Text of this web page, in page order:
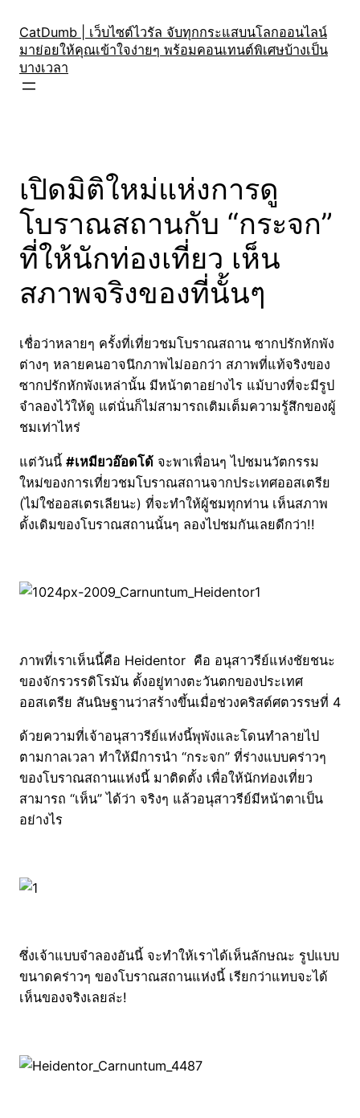
content
CatDumb | เว็บไซต์ไวรัล จับทุกกระแสบนโลกออนไลน์
มาย่อยให้คุณเข้าใจง่ายๆ พร้อมคอนเทนต์พิเศษบ้างเป็น
บางเวลา
เปิดมิติใหม่แห่งการดู
โบราณสถานกับ “กระจก”
ที่ให้นักท่องเที่ยว เห็น
สภาพจริงของที่นั้นๆ
เชื่อว่าหลายๆ ครั้งที่เที่ยวชมโบราณสถาน ซากปรักหักพัง
ต่างๆ หลายคนอาจนึกภาพไม่ออกว่า สภาพที่แท้จริงของ
ซากปรักหักพังเหล่านั้น มีหน้าตาอย่างไร แม้บางที่จะมีรูป
จำลองไว้ให้ดู แต่นั่นก็ไม่สามารถเติมเต็มความรู้สึกของผู้
ชมเท่าไหร่
แต่วันนี้ #เหมียวอ๊อดโด้ จะพาเพื่อนๆ ไปชมนวัตกรรม
ใหม่ของการเที่ยวชมโบราณสถานจากประเทศออสเตรีย
(ไม่ใช่ออสเตรเลียนะ) ที่จะทำให้ผู้ชมทุกท่าน เห็นสภาพ
ดั้งเดิมของโบราณสถานนั้นๆ ลองไปชมกันเลยดีกว่า!!
ภาพที่เราเห็นนี้คือ Heidentor คือ อนุสาวรีย์แห่งชัยชนะ
ของจักรวรรดิโรมัน ตั้งอยู่ทางตะวันตกของประเทศ
ออสเตรีย สันนิษฐานว่าสร้างขึ้นเมื่อช่วงคริสต์ศตวรรษที่ 4
ด้วยความที่เจ้าอนุสาวรีย์แห่งนี้พุพังและโดนทำลายไป
ตามกาลเวลา ทำให้มีการนำ “กระจก” ที่ร่างแบบคร่าวๆ
ของโบราณสถานแห่งนี้ มาติดตั้ง เพื่อให้นักท่องเที่ยว
สามารถ “เห็น” ได้ว่า จริงๆ แล้วอนุสาวรีย์มีหน้าตาเป็น
อย่างไร
ซึ่งเจ้าแบบจำลองอันนี้ จะทำให้เราได้เห็นลักษณะ รูปแบบ
ขนาดคร่าวๆ ของโบราณสถานแห่งนี้ เรียกว่าแทบจะได้
เห็นของจริงเลยล่ะ!